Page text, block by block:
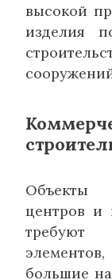
высокой
изделия
Объекты
центров и
требуют
большие